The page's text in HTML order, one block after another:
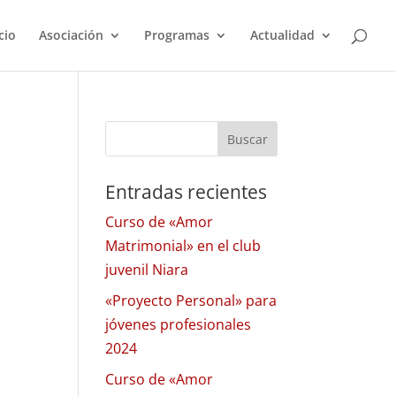
Asociación Programas Actualidad
Entradas recientes
Curso de «Amor
Matrimonial» en el club
juvenil Niara
«Proyecto Personal» para
jóvenes profesionales
2024
Curso de «Amor